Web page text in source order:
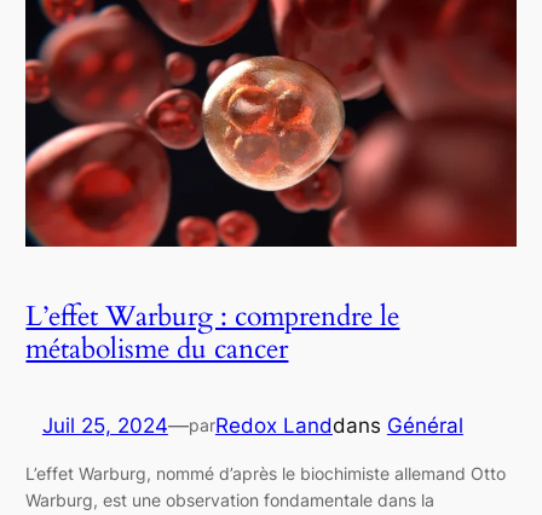
L’effet Warburg : comprendre le
métabolisme du cancer
Juil 25, 2024—parRedox Landdans Général
L’effet Warburg, nommé d’après le biochimiste allemand Otto
Warburg, est une observation fondamentale dans la